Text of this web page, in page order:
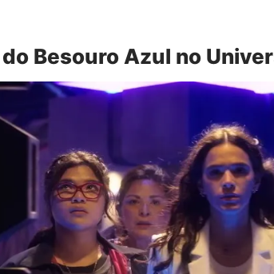
Besouro Azul no